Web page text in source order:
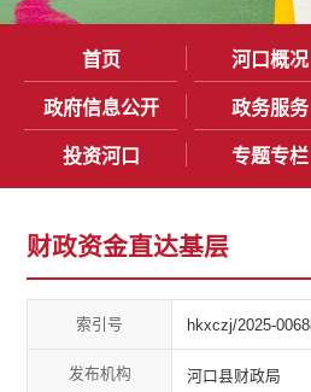
首页 河口概况
政府信息公开 政务服务
投资河口 专题专栏
财政资金直达基层
索引号 hkxczj/2025-
发布机构 河口县财政局